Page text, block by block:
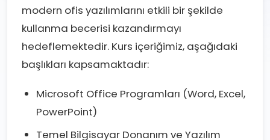
modern ofis yazılımlarını etkili bir şekilde
kullanma becerisi kazandırmayı
hedeflemektedir. Kurs içeriğimiz, aşağıdaki
başlıkları kapsamaktadır:
Microsoft Office Programları (Word, Excel,
PowerPoint)
Temel Bilgisayar Donanım ve Yazılım